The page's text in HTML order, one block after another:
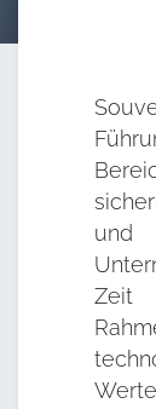
und
Zeit